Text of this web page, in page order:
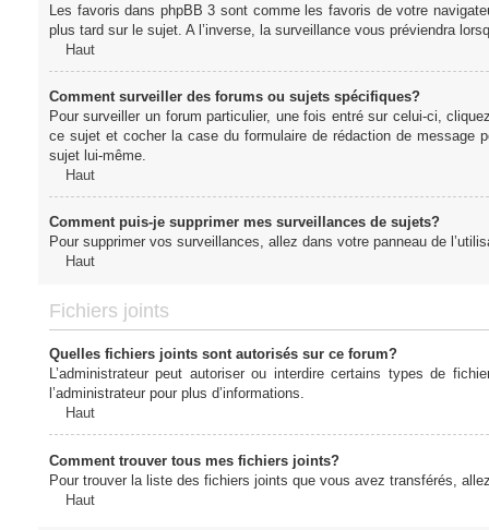
Les favoris dans phpBB 3 sont comme les favoris de votre
plus tard sur le sujet. A l’inverse, la surveillance vous préviendra
Haut
Comment surveiller des forums ou sujets spécifiques?
Pour surveiller un forum particulier, une fois entré sur celui-ci,
ce sujet et cocher la case du formulaire de rédaction de message
sujet lui-même.
Haut
Comment puis-je supprimer mes surveillances de sujets?
Pour supprimer vos surveillances, allez dans votre panneau de
Haut
Fichiers joints
Quelles fichiers joints sont autorisés sur ce forum?
L’administrateur peut autoriser ou interdire certains types de
l’administrateur pour plus d’informations.
Haut
Comment trouver tous mes fichiers joints?
Pour trouver la liste des fichiers joints que vous avez transférés,
Haut